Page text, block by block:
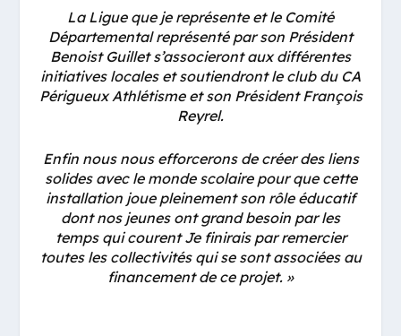
La Ligue que je représente et le Comité
Départemental représenté par son Président
Benoist Guillet s’associeront aux différentes
initiatives locales et soutiendront le club du CA
Périgueux Athlétisme et son Président François
Reyrel.
Enfin nous nous efforcerons de créer des liens
solides avec le monde scolaire pour que cette
installation joue pleinement son rôle éducatif
dont nos jeunes ont grand besoin par les
temps qui courent Je finirais par remercier
toutes les collectivités qui se sont associées au
financement de ce projet. »